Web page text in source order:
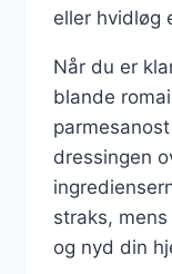
eller hvidløg
Når du er
blande
dressingen
straks,
og nyd din